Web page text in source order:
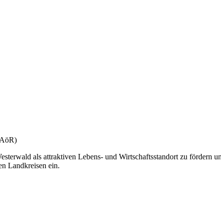
als attraktiven Lebens- und Wirtschaftsstandort zu fördern
Landkreisen ein.